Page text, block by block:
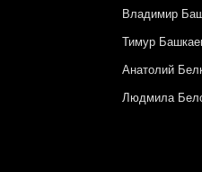
Владимир
Тимур
Анатолий
Людмила